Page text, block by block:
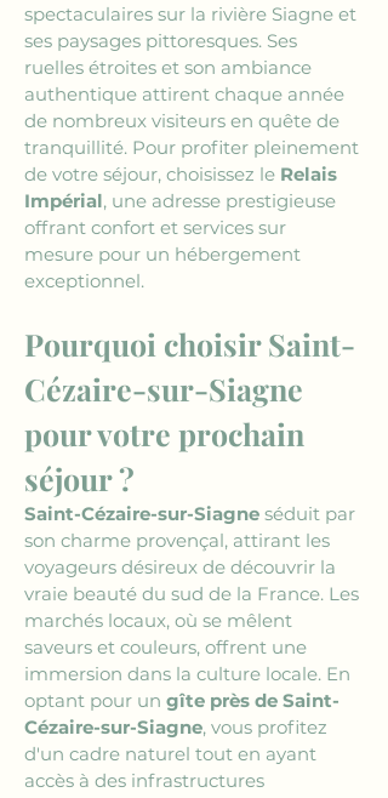
spectaculaires sur la rivière Siagne et
ses paysages pittoresques. Ses
ruelles étroites et son ambiance
authentique attirent chaque année
de nombreux visiteurs en quête de
tranquillité. Pour profiter pleinement
de votre séjour, choisissez le Relais
Impérial, une adresse prestigieuse
offrant confort et services sur
mesure pour un hébergement
exceptionnel.
Pourquoi choisir Saint-
Cézaire-sur-Siagne
pour votre prochain
séjour ?
Saint-Cézaire-sur-Siagne séduit par
son charme provençal, attirant les
voyageurs désireux de découvrir la
vraie beauté du sud de la France. Les
marchés locaux, où se mêlent
saveurs et couleurs, offrent une
immersion dans la culture locale. En
optant pour un gîte près de Saint-
Cézaire-sur-Siagne, vous profitez
d'un cadre naturel tout en ayant
accès à des infrastructures